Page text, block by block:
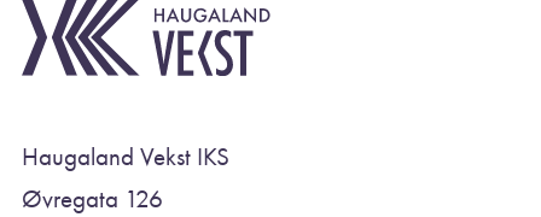
Haugaland Vekst IKS
Øvregata 126